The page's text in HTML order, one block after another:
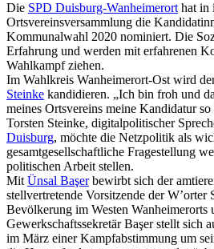
Die SPD Duisburg-Wanheimerort hat in
Ortsvereinsversammlung die
Kommunalwahl 2020 nominiert. Die
Erfahrung und werden mit erfahrenen
Wahlkampf ziehen.
Im Wahlkreis Wanheimerort-Ost wird
Steinke kandidieren. „Ich bin froh und
meines Ortsvereins meine Kandidatur
Torsten Steinke, digitalpolitischer
Duisburg, möchte die Netzpolitik als
gesamtgesellschaftliche Fragestellung
politischen Arbeit stellen.
Mit Ünsal Başerbewirbt sich der
stellvertretende Vorsitzende der W’orter
Bevölkerung im Westen Wanheimerorts
Gewerkschaftssekretär Başer stellt sich
im März einer Kampfabstimmung um